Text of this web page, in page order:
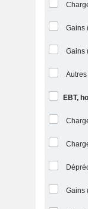
Gains
EBT,